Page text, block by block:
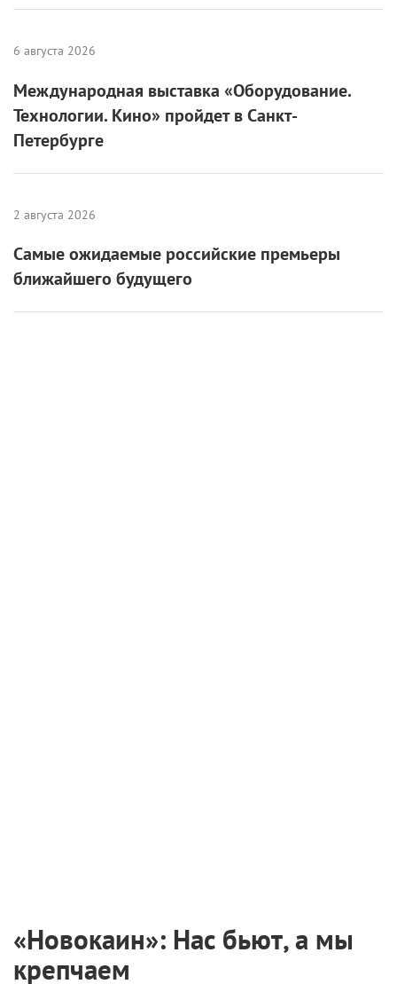
6 августа 2026
Международная выставка «Оборудование.
Технологии. Кино» пройдет в Санкт-
Петербурге
2 августа 2026
Самые ожидаемые российские премьеры
ближайшего будущего
«Новокаин»: Нас бьют, а мы
крепчаем